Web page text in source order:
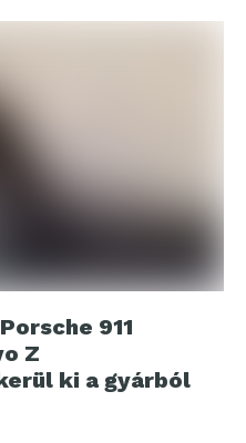
911
Z
ki a gyárból